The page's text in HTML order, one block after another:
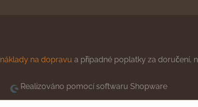
náklady na dopravu a případné poplatky za doručení,
Realizováno pomocí softwaru Shopware